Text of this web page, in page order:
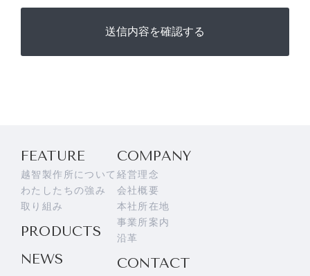
送信内容を確認する
FEATURE
越智製作所について
わたしたちの強み
取り組み
PRODUCTS
NEWS
COMPANY
経営理念
会社概要
本社所在地
事業所案内
沿革
CONTACT